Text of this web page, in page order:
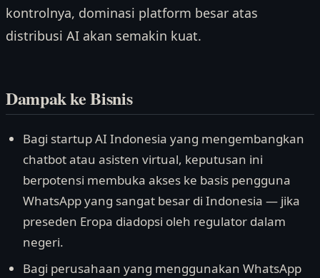
kontrolnya, dominasi platform besar atas
distribusi AI akan semakin kuat.
Dampak ke Bisnis
Bagi startup AI Indonesia yang mengembangkan
chatbot atau asisten virtual, keputusan ini
berpotensi membuka akses ke basis pengguna
WhatsApp yang sangat besar di Indonesia — jika
preseden Eropa diadopsi oleh regulator dalam
negeri.
Bagi perusahaan yang menggunakan WhatsApp